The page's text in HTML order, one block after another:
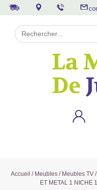
Accueil / Meubles / Meubles TV
ET METAL 1 NICHE